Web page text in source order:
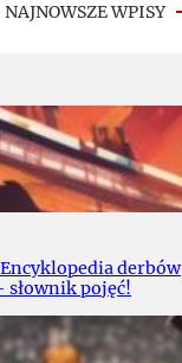
NAJNOWSZE WPISY
derbów
słownik pojęć!